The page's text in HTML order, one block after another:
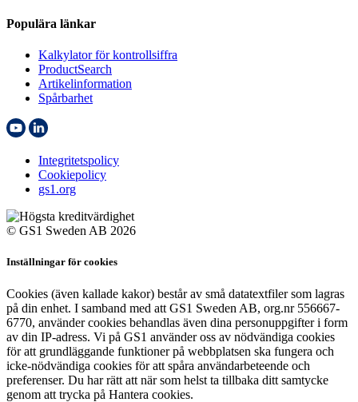
Populära länkar
Kalkylator för kontrollsiffra
ProductSearch
Artikelinformation
Spårbarhet
Integritetspolicy
Cookiepolicy
gs1.org
© GS1 Sweden AB 2026
Inställningar för cookies
Cookies (även kallade kakor) består av små datatextfiler som lagras
på din enhet. I samband med att GS1 Sweden AB, org.nr 556667-
6770, använder cookies behandlas även dina personuppgifter i form
av din IP-adress. Vi på GS1 använder oss av nödvändiga cookies
för att grundläggande funktioner på webbplatsen ska fungera och
icke-nödvändiga cookies för att spåra användarbeteende och
preferenser. Du har rätt att när som helst ta tillbaka ditt samtycke
genom att trycka på Hantera cookies.